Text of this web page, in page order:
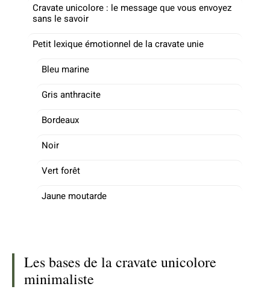
Cravate unicolore : le message que vous envoyez
sans le savoir
Petit lexique émotionnel de la cravate unie
Bleu marine
Gris anthracite
Bordeaux
Noir
Vert forêt
Jaune moutarde
Les bases de la cravate unicolore
minimaliste